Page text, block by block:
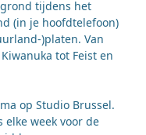
tijdens het
(in je hoofdtelefoon)
)platen. Van
tot Feist en
op Studio Brussel.
elke week voor de